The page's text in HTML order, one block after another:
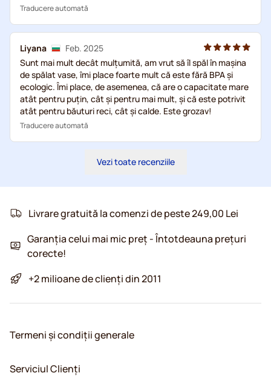
Traducere automată
Liуana
Feb. 2025
Sunt mai mult decât mulțumită, am vrut să îl spăl în mașina
de spălat vase, îmi place foarte mult că este fără BPA și
ecologic. Îmi place, de asemenea, că are o capacitate mare
atât pentru puțin, cât și pentru mai mult, și că este potrivit
atât pentru băuturi reci, cât și calde. Este grozav!
Traducere automată
Vezi toate recenziile
Livrare gratuită la comenzi de peste 249,00 Lei
Garanția celui mai mic preț - Întotdeauna prețuri
corecte!
+2 milioane de clienți din 2011
Termeni și condiții generale
Serviciul Clienți